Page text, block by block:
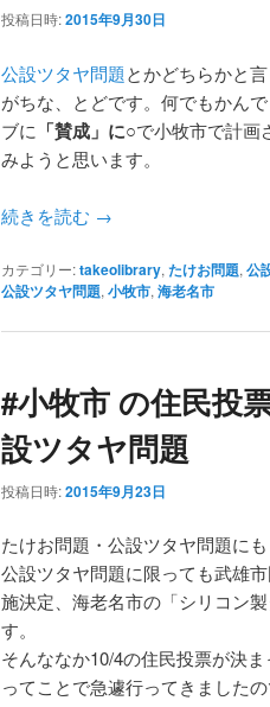
テ
ン
ツ
動
ン
ツ
へ
投稿日時:2015年9月30日
公設ツタヤ問題とかどちらかと
がちな、とどです。何でもかん
ブに 「賛成」に○で小牧市で計画
みようと思います。
続きを読む →
カテゴリー:takeolibrary, たけお問題, 公
公設ツタヤ問題, 小牧市, 海老名市
#小牧市 の住民投
設ツタヤ問題
投稿日時:2015年9月23日
たけお問題・公設ツタヤ問題に
公設ツタヤ問題に限っても武雄
施決定、海老名市の「シリコン
す。
そんななか10/4の住民投票が決
ってことで急遽行ってきました